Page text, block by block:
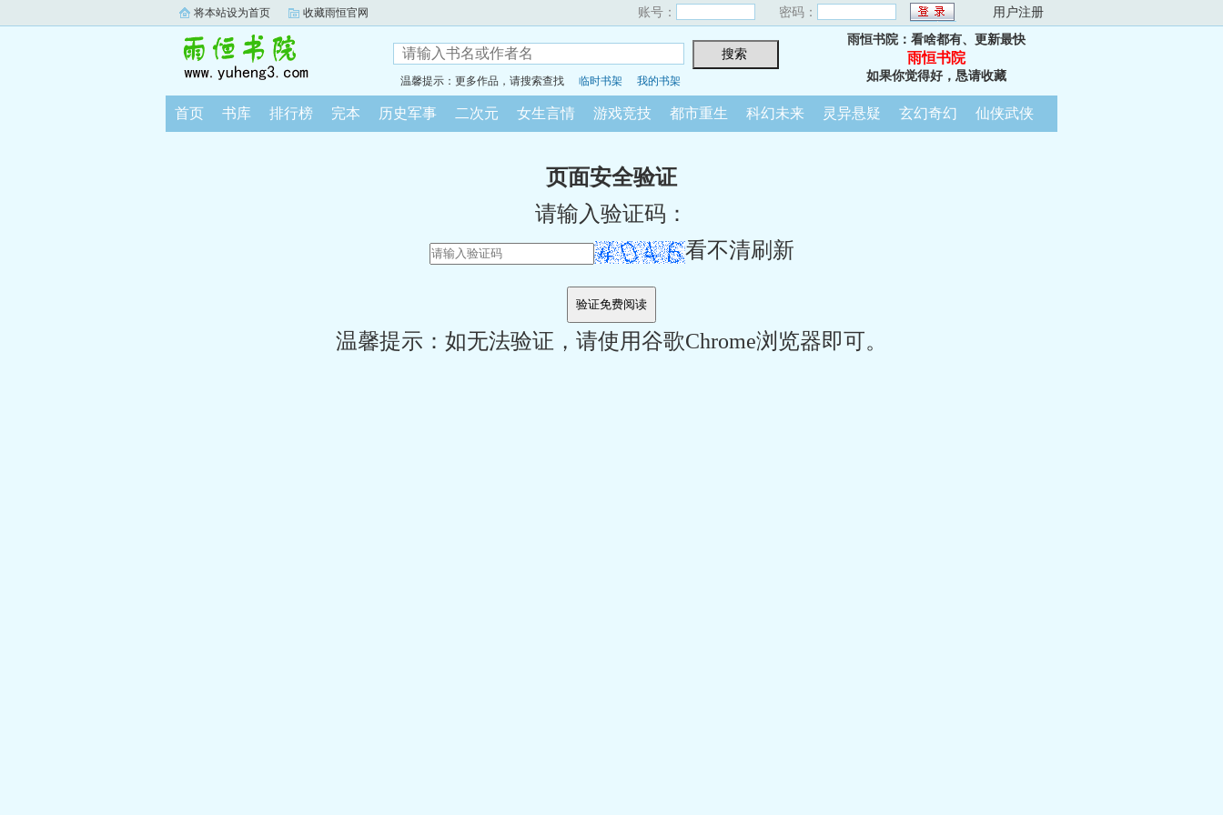
将本站设为首页 收藏雨恒官网 账号： 密码： 用户注册
温馨提示：更多作品，请搜索查找 临时书架 我的书架
雨恒书院：看啥都有、更新最快
雨恒书院
如果你觉得好，恳请收藏
首页 书库 排行榜 完本 历史军事 二次元 女生言情 游戏竞技 都市重生 科幻未来 灵异悬疑 玄幻奇幻 仙侠武侠
页面安全验证
请输入验证码：
看不清刷新
温馨提示：如无法验证，请使用谷歌Chrome浏览器即可。